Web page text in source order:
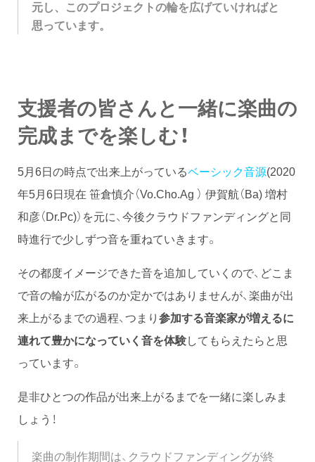
元し、このプロジェクトの輪を広げていければと
思っています。
支援者の皆さんと一緒に楽曲の
完成までを楽しむ！
5月6日の時点で出来上がっているベーシック音源(2020
年5月6日現在 笹倉慎介（Vo.Cho.Ag ） 伊賀航（Ba) 増村
和彦（Dr.Pc)）を元に、今後クラウドファンディングと同
時進行で少しずつ音を重ねていきます。
その都度イメージできた音を追加していくので、どこま
で音の輪が広がるのか定かではありませんが、楽曲が出
来上がるまでの過程、つまり参加する音楽家が増えるに
連れて豊かになっていく音を体験してもらえたらと思
っています。
是非ひとつの作品が出来上がるまでを一緒に楽しみま
しょう！
楽曲の制作期間は、クラウドファンディングが終